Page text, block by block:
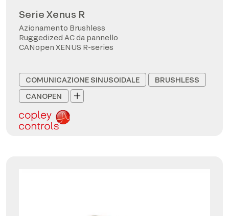
Serie Xenus R
Azionamento Brushless
Ruggedized AC da pannello
CANopen XENUS R-series
COMUNICAZIONE SINUSOIDALE
BRUSHLESS
CANOPEN